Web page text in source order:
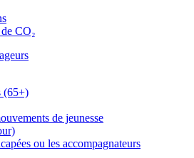
CO₂
(65+)
de jeunesse
ou les accompagnateurs